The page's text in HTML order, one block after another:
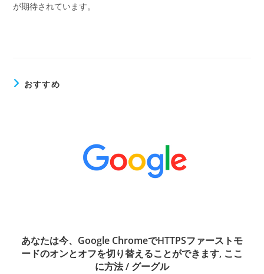
が期待されています。
おすすめ
あなたは今、Google ChromeでHTTPSファーストモ
ードのオンとオフを切り替えることができます, ここ
に方法 / グーグル